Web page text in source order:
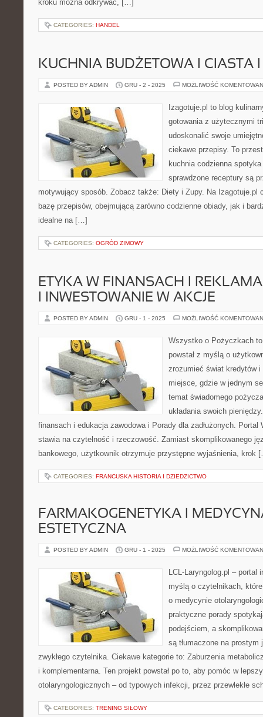
kroku można odkrywać, […]
CATEGORIES: HANDEL
KUCHNIA BUDŻETOWA I CIASTA
POSTED BY ADMIN GRU - 2 - 2025 MOŻLIWOŚĆ
Izagotuje.pl to blog
gotowania z użytecznymi
udoskonalić swoje
ciekawe przepisy. To
kuchnia codzienna
sprawdzone receptury są
motywujący sposób. Zobacz także: Diety i Zupy. Na Izagotuje.pl
bazę przepisów, obejmującą zarówno codzienne obiady, jak i
idealne na […]
CATEGORIES: OGRÓD ZIMOWY
ETYKA W FINANSACH I
I INWESTOWANIE W AKCJE
POSTED BY ADMIN GRU - 1 - 2025 MOŻLIWOŚĆ
Wszystko o Pożyczkach
powstał z myślą o
zrozumieć świat kredytów
miejsce, gdzie w jednym
temat świadomego
układania swoich
finansach i edukacja zawodowa i Porady dla zadłużonych.
stawia na czytelność i rzeczowość. Zamiast skomplikowanego
bankowego, użytkownik otrzymuje przystępne wyjaśnienia, krok
CATEGORIES: FRANCUSKA HISTORIA I DZIEDZICTWO
FARMAKOGENETYKA I
ESTETYCZNA
POSTED BY ADMIN GRU - 1 - 2025 MOŻLIWOŚĆ
LCL-Laryngolog.pl – portal
myślą o czytelnikach,
o medycynie
praktyczne porady
podejściem, a
są tłumaczone na prostym
zwykłego czytelnika. Ciekawe kategorie to: Zaburzenia
i komplementarna. Ten projekt powstał po to, aby pomóc w
otolaryngologicznych – od typowych infekcji, przez przewlekłe
CATEGORIES: TRENING SIŁOWY